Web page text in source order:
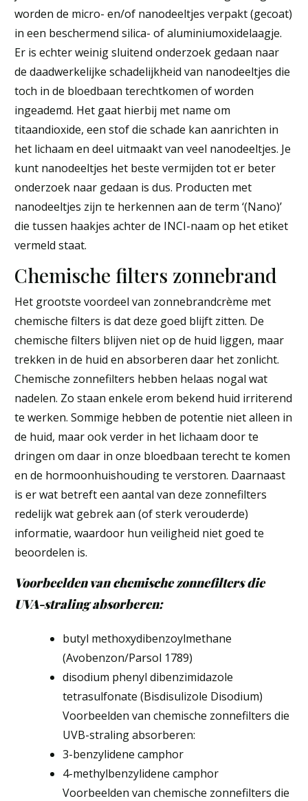
worden de micro- en/of nanodeeltjes verpakt (gecoat)
in een beschermend silica- of aluminiumoxidelaagje.
Er is echter weinig sluitend onderzoek gedaan naar
de daadwerkelijke schadelijkheid van nanodeeltjes die
toch in de bloedbaan terechtkomen of worden
ingeademd. Het gaat hierbij met name om
titaandioxide, een stof die schade kan aanrichten in
het lichaam en deel uitmaakt van veel nanodeeltjes. Je
kunt nanodeeltjes het beste vermijden tot er beter
onderzoek naar gedaan is dus. Producten met
nanodeeltjes zijn te herkennen aan de term ‘(Nano)’
die tussen haakjes achter de INCI-naam op het etiket
vermeld staat.
Chemische filters zonnebrand
Het grootste voordeel van zonnebrandcrème met
chemische filters is dat deze goed blijft zitten. De
chemische filters blijven niet op de huid liggen, maar
trekken in de huid en absorberen daar het zonlicht.
Chemische zonnefilters hebben helaas nogal wat
nadelen. Zo staan enkele erom bekend huid irriterend
te werken. Sommige hebben de potentie niet alleen in
de huid, maar ook verder in het lichaam door te
dringen om daar in onze bloedbaan terecht te komen
en de hormoonhuishouding te verstoren. Daarnaast
is er wat betreft een aantal van deze zonnefilters
redelijk wat gebrek aan (of sterk verouderde)
informatie, waardoor hun veiligheid niet goed te
beoordelen is.
Voorbeelden van chemische zonnefilters die
UVA-straling absorberen:
butyl methoxydibenzoylmethane
(Avobenzon/Parsol 1789)
disodium phenyl dibenzimidazole
tetrasulfonate (Bisdisulizole Disodium)
Voorbeelden van chemische zonnefilters die
UVB-straling absorberen:
3-benzylidene camphor
4-methylbenzylidene camphor
Voorbeelden van chemische zonnefilters die